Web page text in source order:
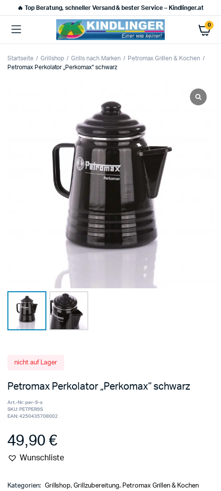
🔥 Top Beratung, schneller Versand & bester Service – Kindlinger.at
0
Startseite Grillshop Grills nach Marken
Petromax Grillen & Kochen
Petromax Perkolator „Perkomax“ schwarz
nicht auf Lager
Petromax Perkolator „Perkomax“ schwarz
Art.-Nr:per-9-s
SKU: PETPER9S
EAN:4250435708002
49,90€
Wunschliste
Kategorien: Grillshop,Grillzubereitung, Petromax Grillen & Kochen